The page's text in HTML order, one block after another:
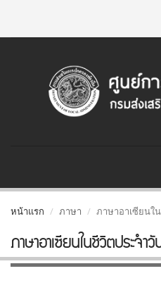
หน้าแรก ภาษา ภาษาอาเซียนใ
ภาษาอาเซียนในชีวิตประจำวั